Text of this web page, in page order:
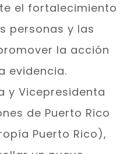
el fortalecimiento
personas y las
la acción
evidencia.
y Vicepresidenta
de Puerto Rico
Puerto Rico),